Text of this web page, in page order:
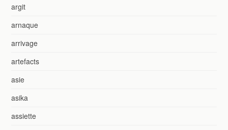
argit
arnaque
arrivage
artefacts
asie
asika
assiette